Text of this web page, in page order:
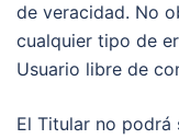
de veracidad. No
cualquier tipo de
Usuario libre de
El Titular no podrá